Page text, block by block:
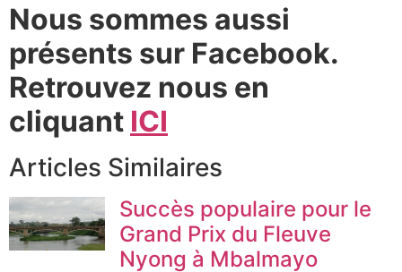
Nous sommes aussi
présents sur Facebook.
Retrouvez nous en
cliquant ICI
Articles Similaires
Succès populaire pour le
Grand Prix du Fleuve
Nyong à Mbalmayo